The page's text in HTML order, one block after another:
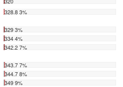
328.8 3%
329 3%
334 4%
342.2 7%
343.7 7%
344.7 8%
349 9%